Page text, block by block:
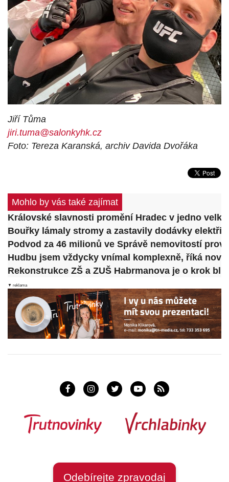
Jiří Tůma
jiri.tuma@salonkyhk.cz
Foto: Tereza Karanská, archiv Davida Dvořáka
Mohlo by vás také zajímat
Královské slavnosti promění Hradec v jedno
Bouřky lámaly stromy a zastavily dodávky
Podvod za 46 milionů ve Správě nemovitostí
Hudbu jsem vždycky vnímal komplexně, říká
Rekonstrukce ZŠ a ZUŠ Habrmanova je o krok
▼ reklama